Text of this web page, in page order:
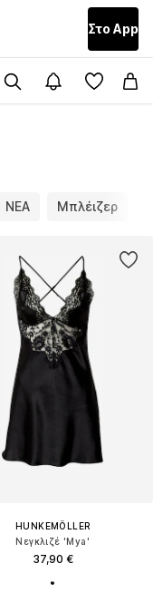
Στο Αpp
ΝΕΑ Μπλέιζερ
HUNKEMÖLLER
Νεγκλιζέ 'Mya'
37,90 €